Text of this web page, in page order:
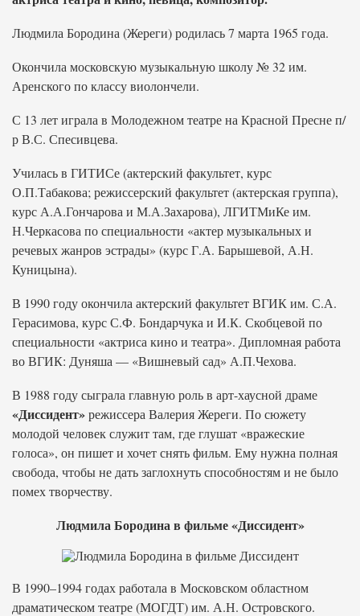
Людмила Бородина (Жереги) родилась 7 марта 1965 года.
Окончила московскую музыкальную школу № 32 им.
Аренского по классу виолончели.
С 13 лет играла в Молодежном театре на Красной Пресне п/
р В.С. Спесивцева.
Училась в ГИТИСе (актерский факультет, курс
О.П.Табакова; режиссерский факультет (актерская группа),
курс А.А.Гончарова и М.А.Захарова), ЛГИТМиКе им.
Н.Черкасова по специальности «актер музыкальных и
речевых жанров эстрады» (курс Г.А. Барышевой, А.Н.
Куницына).
В 1990 году окончила актерский факультет ВГИК им. С.А.
Герасимова, курс С.Ф. Бондарчука и И.К. Скобцевой по
специальности «актриса кино и театра». Дипломная работа
во ВГИК: Дуняша — «Вишневый сад» А.П.Чехова.
В 1988 году сыграла главную роль в арт-хаусной драме
«Диссидент»режиссера Валерия Жереги. По сюжету
молодой человек служит там, где глушат «вражеские
голоса», он пишет и хочет снять фильм. Ему нужна полная
свобода, чтобы не дать заглохнуть способностям и не было
помех творчеству.
Людмила Бородина в фильме «Диссидент»
В 1990–1994 годах работала в Московском областном
драматическом театре (МОГДТ) им. А.Н. Островского.